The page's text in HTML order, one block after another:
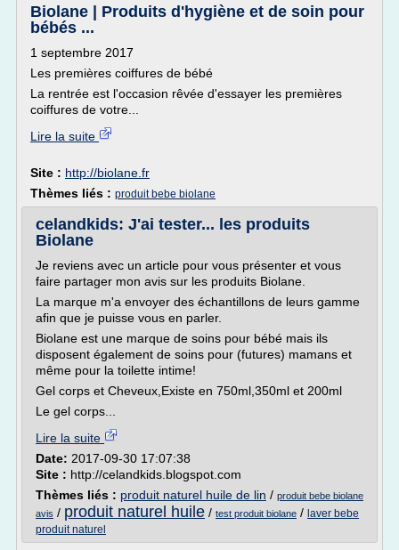
Biolane | Produits d'hygiène et de soin pour
bébés ...
1 septembre 2017
Les premières coiffures de bébé
La rentrée est l'occasion rêvée d'essayer les premières
coiffures de votre...
Lire la suite
Site : http://biolane.fr
Thèmes liés : produit bebe biolane
celandkids: J'ai tester... les produits
Biolane
Je reviens avec un article pour vous présenter et vous
faire partager mon avis sur les produits Biolane.
La marque m'a envoyer des échantillons de leurs gamme
afin que je puisse vous en parler.
Biolane est une marque de soins pour bébé mais ils
disposent également de soins pour (futures) mamans et
même pour la toilette intime!
Gel corps et Cheveux,Existe en 750ml,350ml et 200ml
Le gel corps...
Lire la suite
Date: 2017-09-30 17:07:38
Site : http://celandkids.blogspot.com
Thèmes liés : produit naturel huile de lin / produit bebe biolane
avis / produit naturel huile / test produit biolane / laver bebe
produit naturel